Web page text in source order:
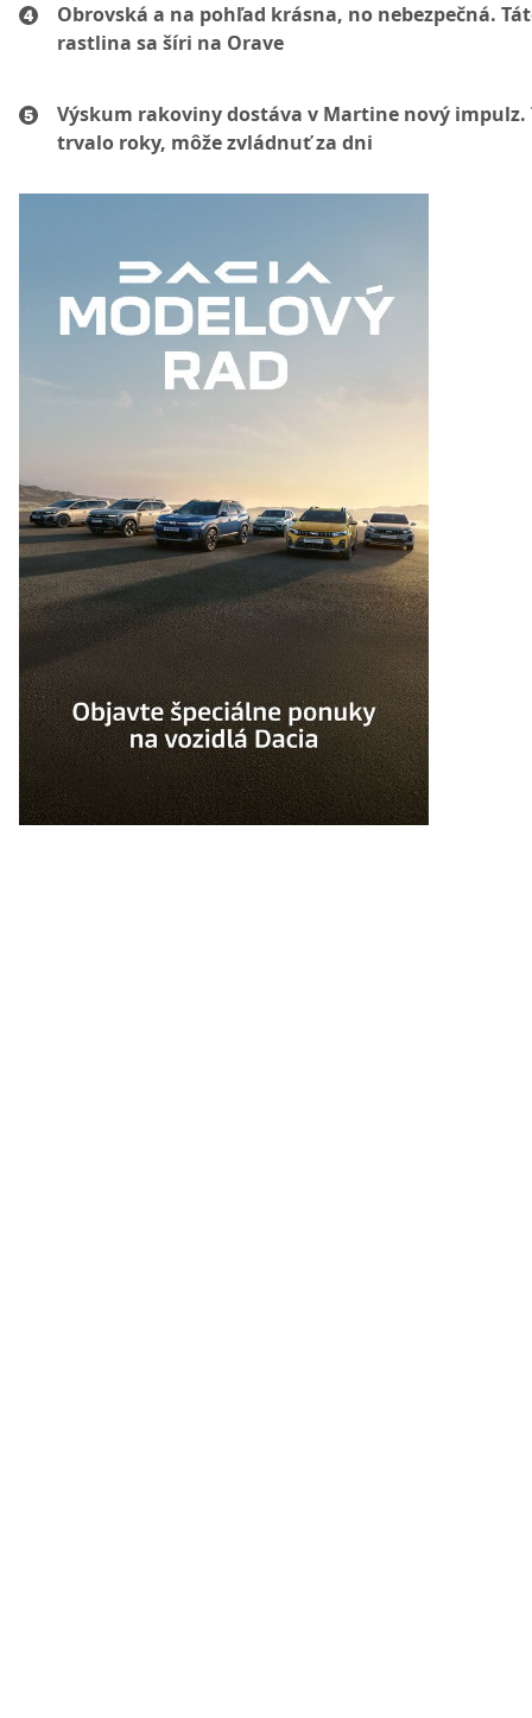
Obrovská a na pohľad krásna, no nebezpečná.
rastlina sa šíri na Orave
Výskum rakoviny dostáva v Martine nový impulz.
trvalo roky, môže zvládnuť za dni